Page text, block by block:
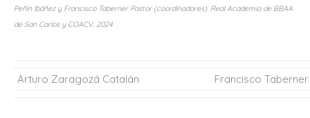
Peñín lbáñez y Francisco Taberner Pastor (coordinadores). Real Academia de BBAA
de San Carlos y COACV, 2024
Arturo Zaragozá Catalán Francisco